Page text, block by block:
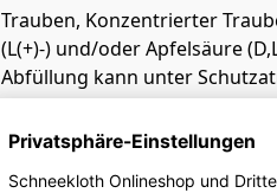
Trauben, Konzentrierter
(L(+)-) und/oder Apfelsäure
Abfüllung kann unter
Sud-Ouest